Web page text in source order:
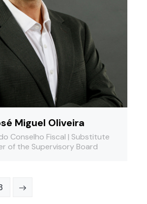
Miguel Oliveira
Conselho Fiscal | Substitute
of the Supervisory Board